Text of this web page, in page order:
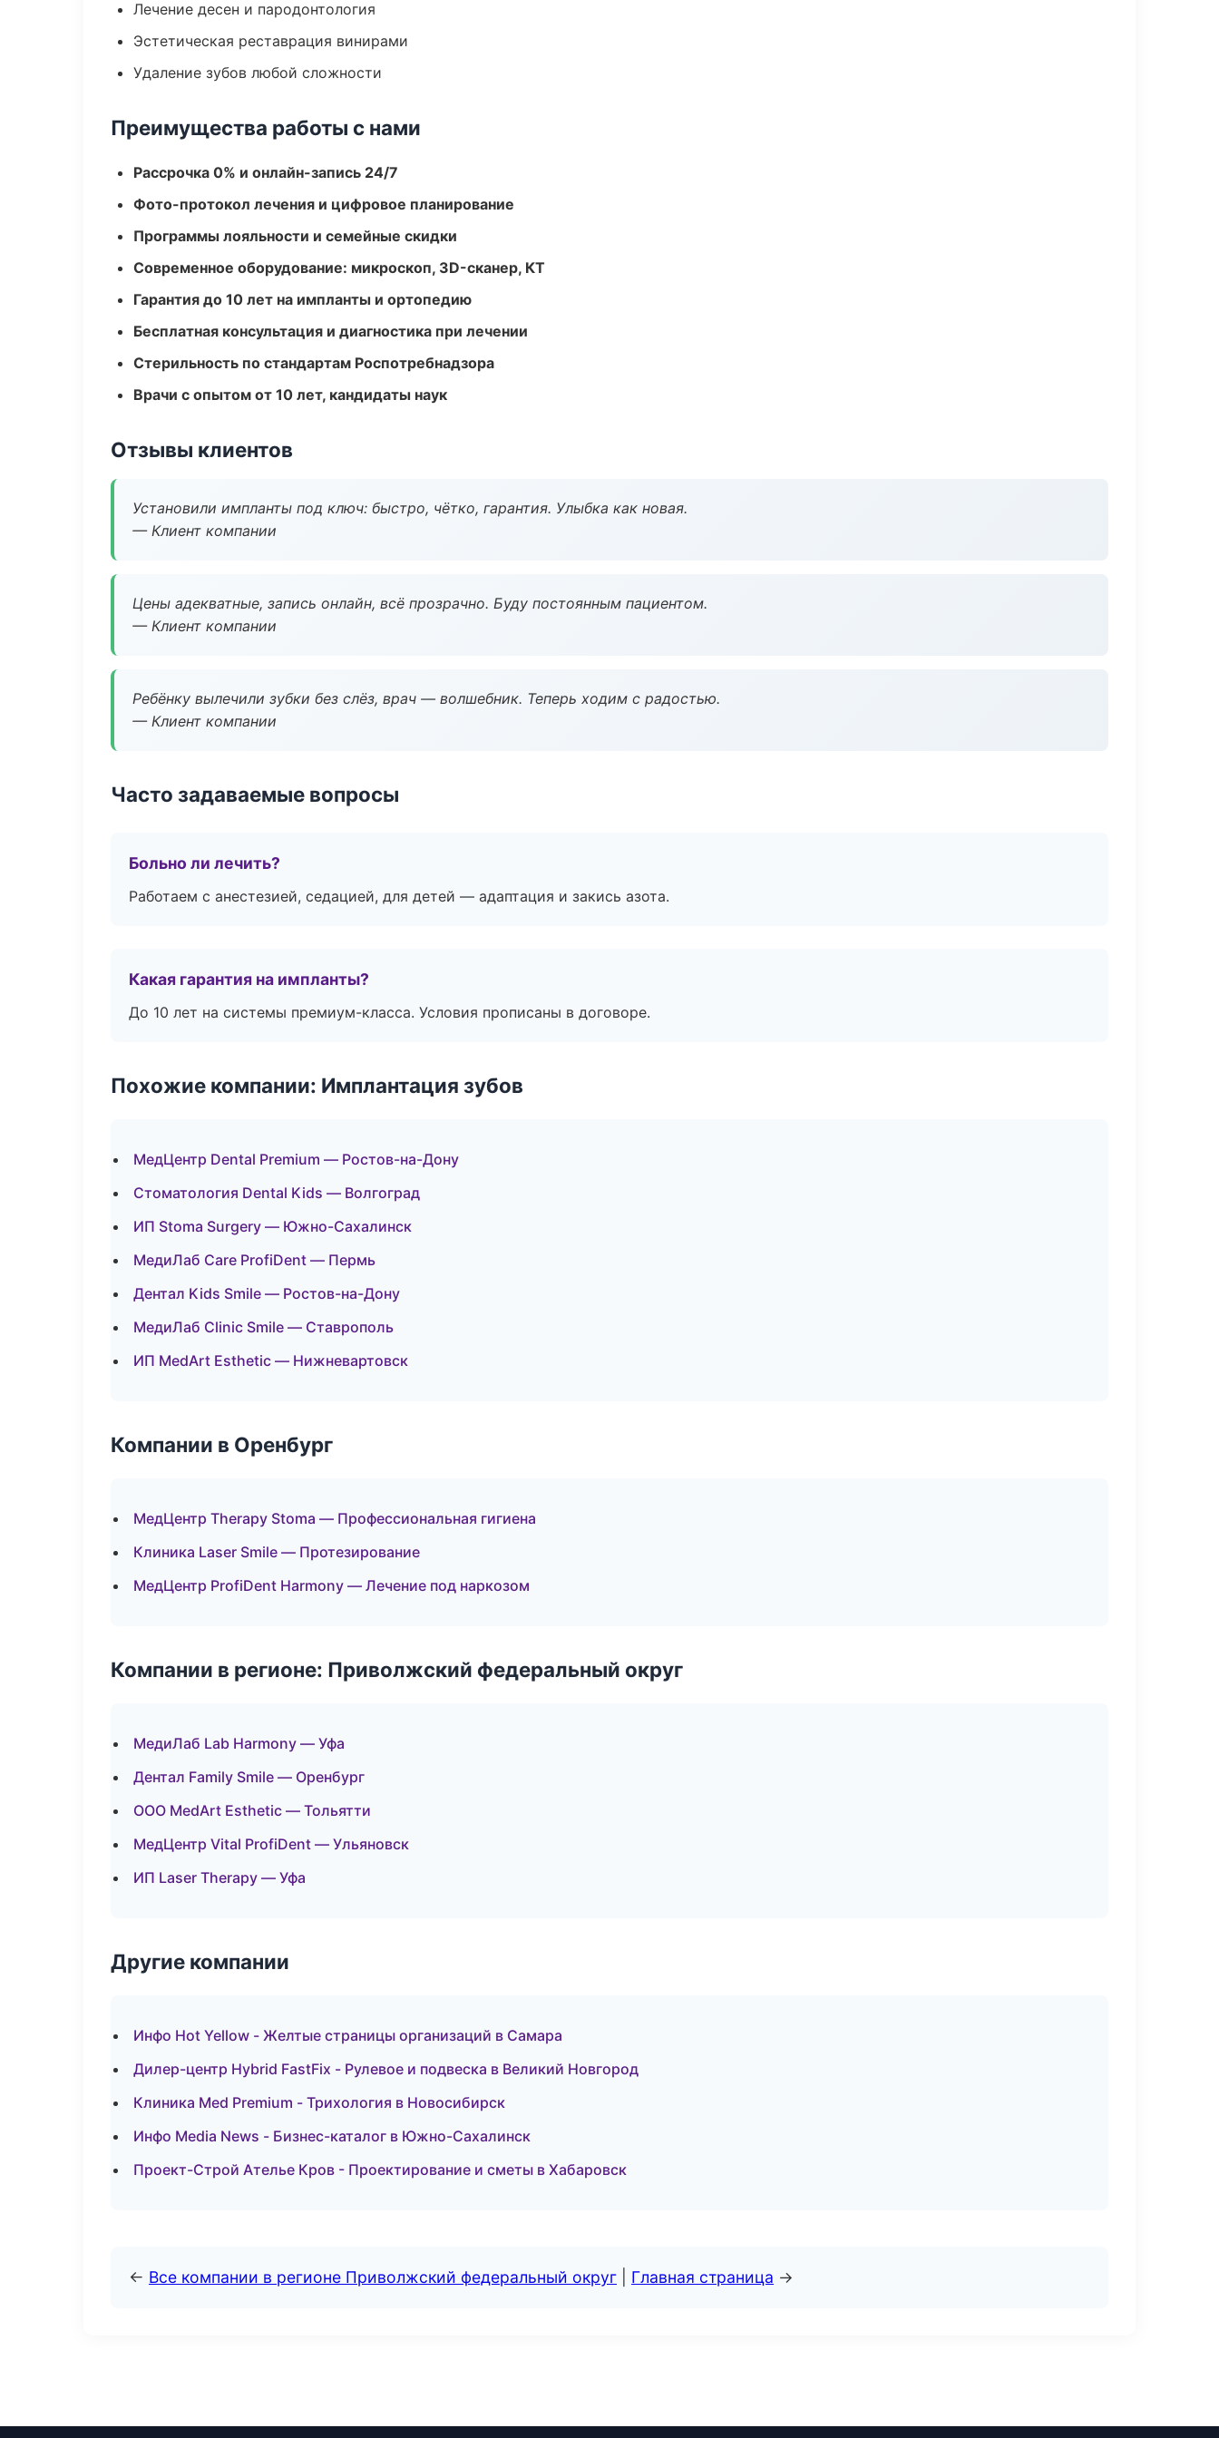
Лечение десен и пародонтология
Эстетическая реставрация винирами
Удаление зубов любой сложности
Преимущества работы с нами
Рассрочка 0% и онлайн-запись 24/7
Фото-протокол лечения и цифровое планирование
Программы лояльности и семейные скидки
Современное оборудование: микроскоп, 3D-сканер, КТ
Гарантия до 10 лет на импланты и ортопедию
Бесплатная консультация и диагностика при лечении
Стерильность по стандартам Роспотребнадзора
Врачи с опытом от 10 лет, кандидаты наук
Отзывы клиентов
Установили импланты под ключ: быстро, чётко, гарантия. Улыбка как новая.
— Клиент компании
Цены адекватные, запись онлайн, всё прозрачно. Буду постоянным пациентом.
— Клиент компании
Ребёнку вылечили зубки без слёз, врач — волшебник. Теперь ходим с радостью.
— Клиент компании
Часто задаваемые вопросы
Больно ли лечить?
Работаем с анестезией, седацией, для детей — адаптация и закись азота.
Какая гарантия на импланты?
До 10 лет на системы премиум-класса. Условия прописаны в договоре.
Похожие компании: Имплантация зубов
МедЦентр Dental Premium — Ростов-на-Дону
Стоматология Dental Kids — Волгоград
ИП Stoma Surgery — Южно-Сахалинск
МедиЛаб Care ProfiDent — Пермь
Дентал Kids Smile — Ростов-на-Дону
МедиЛаб Clinic Smile — Ставрополь
ИП MedArt Esthetic — Нижневартовск
Компании в Оренбург
МедЦентр Therapy Stoma — Профессиональная гигиена
Клиника Laser Smile — Протезирование
МедЦентр ProfiDent Harmony — Лечение под наркозом
Компании в регионе: Приволжский федеральный округ
МедиЛаб Lab Harmony — Уфа
Дентал Family Smile — Оренбург
ООО MedArt Esthetic — Тольятти
МедЦентр Vital ProfiDent — Ульяновск
ИП Laser Therapy — Уфа
Другие компании
Инфо Hot Yellow - Желтые страницы организаций в Самара
Дилер-центр Hybrid FastFix - Рулевое и подвеска в Великий Новгород
Клиника Med Premium - Трихология в Новосибирск
Инфо Media News - Бизнес-каталог в Южно-Сахалинск
Проект-Строй Ателье Кров - Проектирование и сметы в Хабаровск
← Все компании в регионе Приволжский федеральный округ Главная страница →